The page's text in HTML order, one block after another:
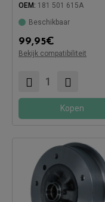
OEM: 181 501 615A
Beschikbaar
99,95€
Bekijk compatibiliteit
Compatibel met:
Kopen